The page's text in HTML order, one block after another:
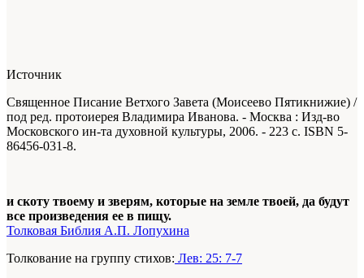
Источник
Священное Писание Ветхого Завета (Моисеево Пятикнижие) /
под ред. протоиерея Владимира Иванова. - Москва : Изд-во
Московского ин-та духовной культуры, 2006. - 223 с. ISBN 5-
86456-031-8.
и скоту твоему и зверям, которые на земле твоей, да будут
все произведения ее в пищу.
Толковая Библия А.П. Лопухина
Толкование на группу стихов: Лев: 25: 7-7